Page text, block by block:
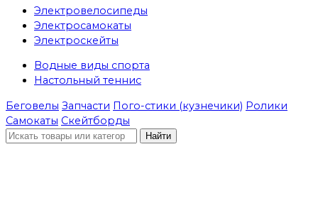
Электровелосипеды
Электросамокаты
Электроскейты
Водные виды спорта
Настольный теннис
Беговелы Запчасти Пого-стики (кузнечики) Ролики
Самокаты Скейтборды
Найти